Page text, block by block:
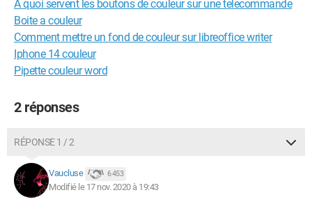
A quoi servent les boutons de couleur sur une telecommande
Boite a couleur
Comment mettre un fond de couleur sur libreoffice writer
Iphone 14 couleur
Pipette couleur word
2 réponses
RÉPONSE 1 / 2
Vaucluse 6 453
Modifié le 17 nov. 2020 à 19:43